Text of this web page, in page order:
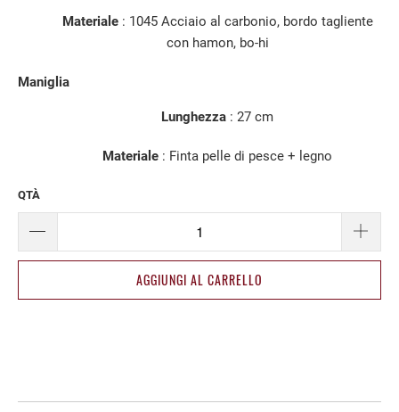
Materiale : 1045 Acciaio al carbonio, bordo tagliente
con hamon, bo-hi
Maniglia
Lunghezza : 27 cm
Materiale : Finta pelle di pesce + legno
QTÀ
AGGIUNGI AL CARRELLO